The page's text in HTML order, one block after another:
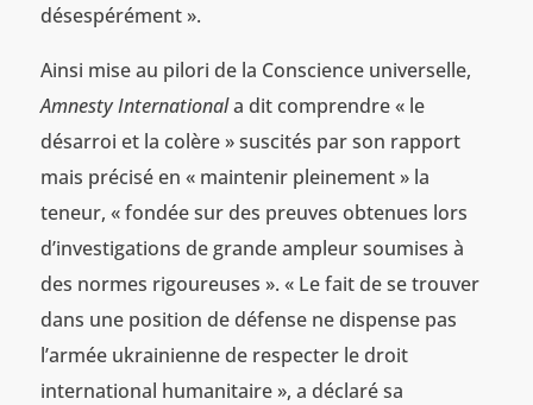
désespérément ».
Ainsi mise au pilori de la Conscience universelle,
Amnesty Internationala dit comprendre « le
désarroi et la colère » suscités par son rapport
mais précisé en « maintenir pleinement » la
teneur, « fondée sur des preuves obtenues lors
d’investigations de grande ampleur soumises à
des normes rigoureuses ». « Le fait de se trouver
dans une position de défense ne dispense pas
l’armée ukrainienne de respecter le droit
international humanitaire », a déclaré sa